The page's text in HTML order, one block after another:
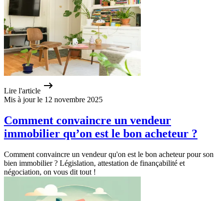
Lire l'article
Mis à jour le 12 novembre 2025
Comment convaincre un vendeur
immobilier qu’on est le bon acheteur ?
Comment convaincre un vendeur qu'on est le bon acheteur pour son
bien immobilier ? Législation, attestation de finançabilité et
négociation, on vous dit tout !